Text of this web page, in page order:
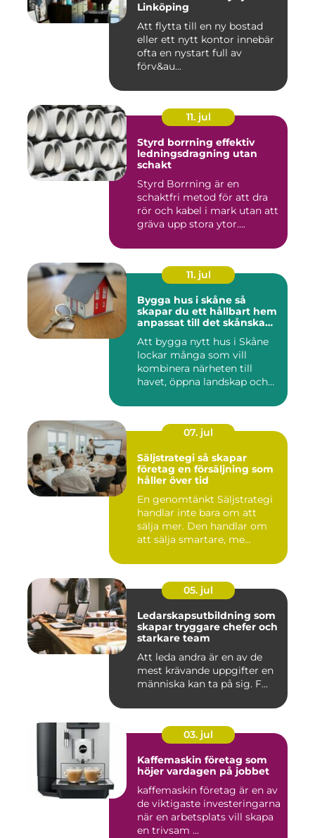
Linköping
Att flytta till en ny bostad
eller ett nytt kontor innebär
ofta en nystart full av
förv&au...
11. jul
Styrd borrning effektiv
ledningsdragning utan
schakt
Styrd Borrning är en
schaktfri metod för att dra
rör och kabel i mark utan att
gräva upp stora ytor....
11. jul
Bygga hus i skåne så
skapar du ett hållbart hem
anpassat till det skånska
Att bygga nytt hus i Skåne
lockar många som vill
kombinera närheten till
havet, öppna landskap och
07. jul
Säljstrategi så skapar
företag en försäljning som
håller över tid
En genomtänkt Säljstrategi
handlar inte bara om att
sälja mer. Den handlar om
att sälja smartare, me...
05. jul
Ledarskapsutbildning som
skapar tryggare chefer och
starkare team
Att leda andra är en av de
mest krävande uppgifter en
människa kan ta på sig. F...
03. jul
Kaffemaskin företag som
höjer vardagen på jobbet
kaffemaskin företag är en av
de viktigaste investeringarna
när en arbetsplats vill skapa
en trivsam ...